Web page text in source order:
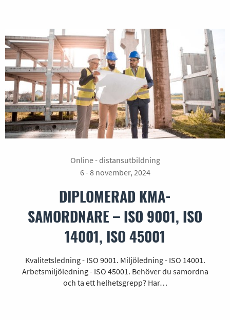
Online - distansutbildning
6 - 8 november, 2024
DIPLOMERAD KMA-
SAMORDNARE – ISO 9001, ISO
14001, ISO 45001
Kvalitetsledning - ISO 9001. Miljöledning - ISO 14001.
Arbetsmiljöledning - ISO 45001. Behöver du samordna
och ta ett helhetsgrepp? Har…